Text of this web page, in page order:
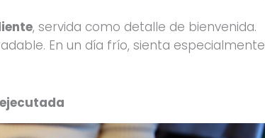
, servida como detalle de bienvenida.
En un día frío, sienta especialmente